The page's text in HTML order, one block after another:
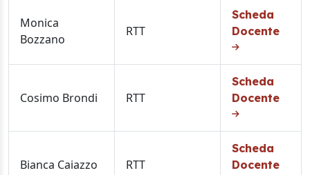
Monica
Bozzano
RTT
Scheda
Docente
Cosimo Brondi RTT
Scheda
Docente
Bianca Caiazzo RTT
Scheda
Docente